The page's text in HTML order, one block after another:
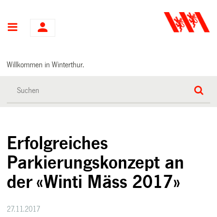
Hauptnavigation
Willkommen in Winterthur.
Erfolgreiches
Parkierungskonzept an
der «Winti Mäss 2017»
27.11.2017